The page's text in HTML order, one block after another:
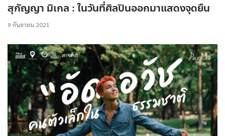
สุกัญญา มิเกล : ในวันที่ศิลปินออกมาแสดงจุดยืน
9 กันยายน 2021